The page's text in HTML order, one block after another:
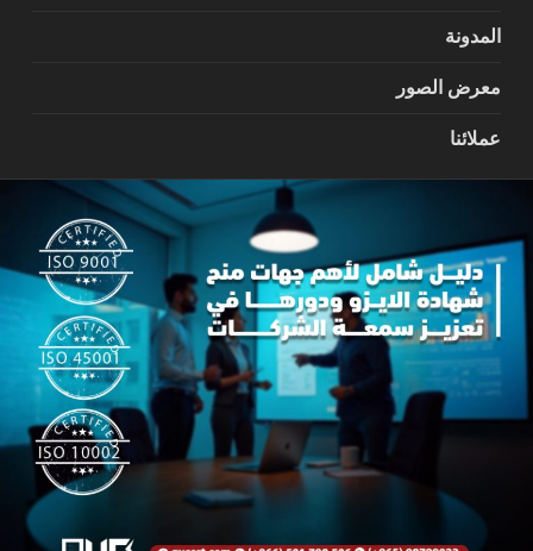
المدونة
معرض الصور
عملائنا